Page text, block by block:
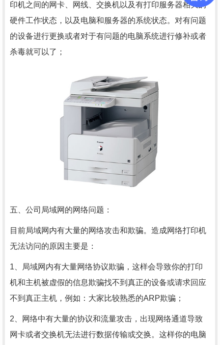
印机之间的网卡、网线、交换机以及有打印服务器相关的
硬件工作状态，以及电脑和服务器的系统状态。对有问题
的设备进行更换或者对于有问题的电脑系统进行修补或者
杀毒就可以了；
五、公司局域网的网络问题：
目前局域网内有大量的网络攻击和欺骗。造成网络打印机
无法访问的原因主要是：
1、局域网内有大量网络协议欺骗，这样会导致你的打印
机和主机被虚假的信息欺骗找不到真正的设备或请求回应
不到真正主机，例如：大家比较熟悉的ARP欺骗；
2、网络中有大量的协议和流量攻击，出现网络通道导致
网卡或者交换机无法进行数据传输或交换。这样你的电脑